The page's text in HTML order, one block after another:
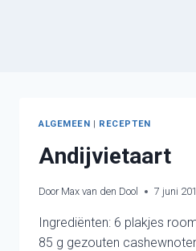
ALGEMEEN | RECEPTEN
Andijvietaart
Door Max van den Dool 7 juni
Ingrediënten: 6 plakjes
85 g gezouten